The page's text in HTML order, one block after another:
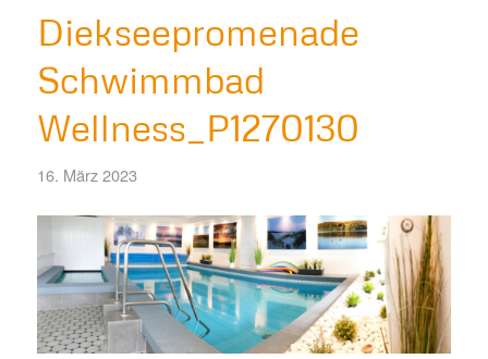
Diekseepromenade
Schwimmbad
Wellness_P1270130
16. März 2023